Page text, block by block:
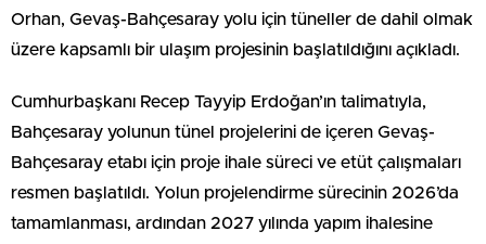
Orhan, Gevaş-Bahçesaray yolu için tüneller de dahil olmak
üzere kapsamlı bir ulaşım projesinin başlatıldığını açıkladı.
Cumhurbaşkanı Recep Tayyip Erdoğan’ın talimatıyla,
Bahçesaray yolunun tünel projelerini de içeren Gevaş-
Bahçesaray etabı için proje ihale süreci ve etüt çalışmaları
resmen başlatıldı. Yolun projelendirme sürecinin 2026’da
tamamlanması, ardından 2027 yılında yapım ihalesine